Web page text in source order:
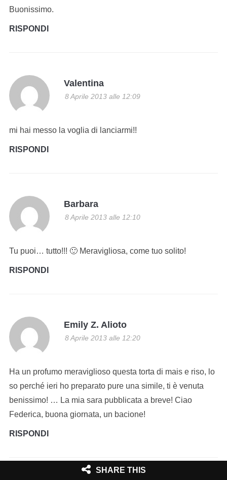
Buonissimo.
RISPONDI
Valentina
8 Aprile 2013 alle 12:09
mi hai messo la voglia di lanciarmi!!
RISPONDI
Barbara
8 Aprile 2013 alle 12:10
Tu puoi… tutto!!! 🙂 Meravigliosa, come tuo solito!
RISPONDI
Emily Z. Alioto
8 Aprile 2013 alle 12:20
Ha un profumo meraviglioso questa torta di mais e riso, lo
so perché ieri ho preparato pure una simile, ti è venuta
benissimo! … La mia sara pubblicata a breve! Ciao
Federica, buona giornata, un bacione!
RISPONDI
SHARE THIS